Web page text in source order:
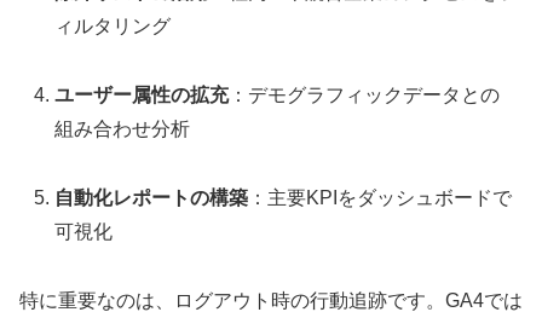
ィルタリング
ユーザー属性の拡充：デモグラフィックデータとの
組み合わせ分析
自動化レポートの構築 ：主要KPIをダッシュボードで
可視化
特に重要なのは、ログアウト時の行動追跡です。GA4では